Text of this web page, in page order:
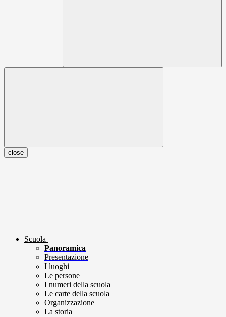
close
Scuola
Panoramica
Presentazione
I luoghi
Le persone
I numeri della scuola
Le carte della scuola
Organizzazione
La storia